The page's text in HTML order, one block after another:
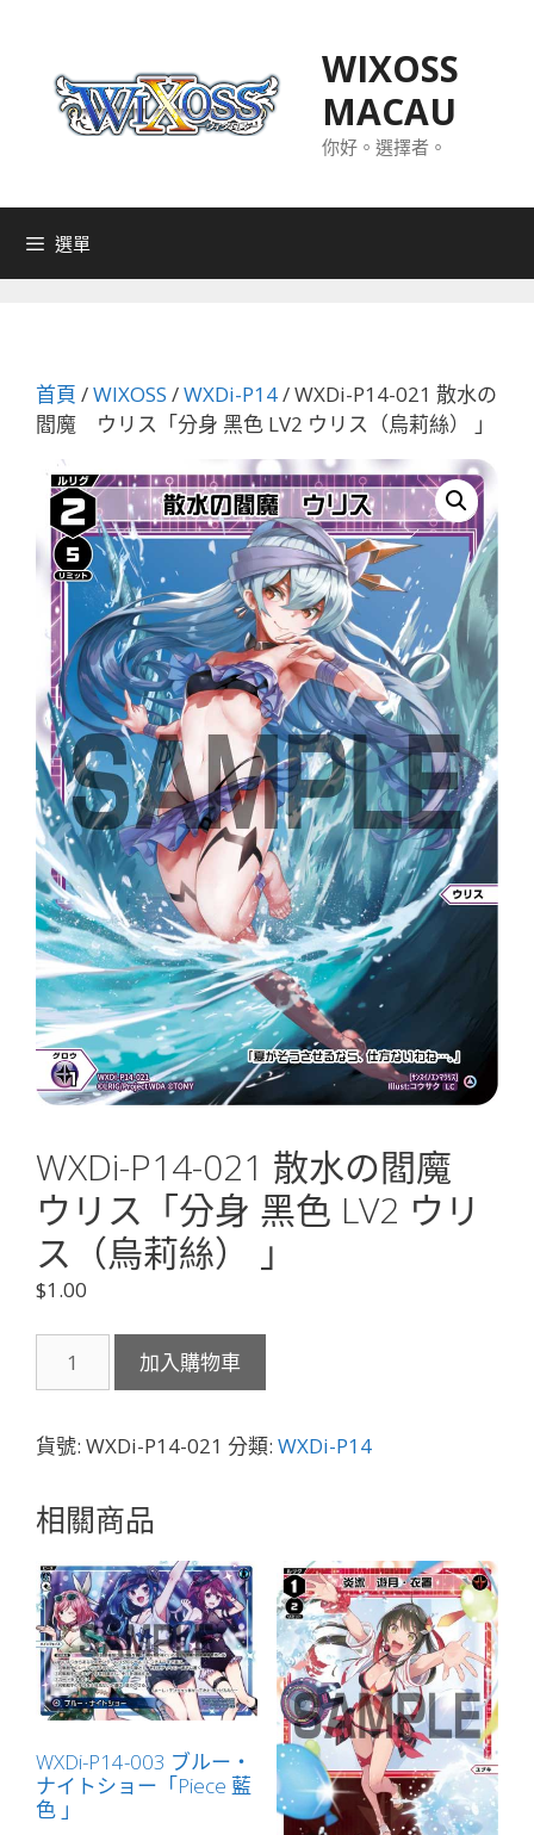
WIXOSS
MACAU
你好。選擇者。
選單
首頁 /WIXOSS /WXDi-P14/ WXDi-P14-021 散水の
閻魔 ウリス「分身 黑色 LV2 ウリス（烏莉絲） 」
WXDi-P14-021 散水の閻魔
ウリス「分身 黑色 LV2 ウリ
ス（烏莉絲） 」
$1.00
P14-
散
閻
ウ
リ
ス
「分
身
色
LV2
ウ
加入購物車
貨號: WXDi-P14-021 分類: WXDi-P14
相關商品
WXDi-P14-003 ブルー・
ナイトショー「Piece 藍
色 」